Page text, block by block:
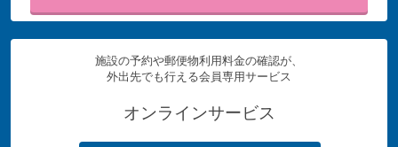
施設の予約や郵便物利用料金の確認が、
外出先でも行える会員専用サービス
オンラインサービス